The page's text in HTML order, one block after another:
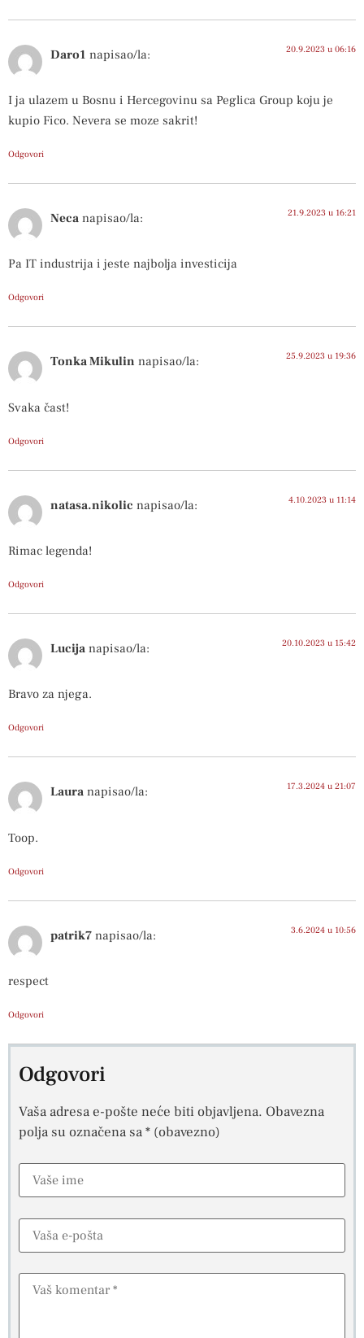
Daro1 napisao/la: 20.9.2023 u 06:16
I ja ulazem u Bosnu i Hercegovinu sa Peglica Group koju je
kupio Fico. Nevera se moze sakrit!
Odgovori
Neca napisao/la: 21.9.2023 u 16:21
Pa IT industrija i jeste najbolja investicija
Odgovori
Tonka Mikulin napisao/la: 25.9.2023 u 19:36
Svaka čast!
Odgovori
natasa.nikolic napisao/la: 4.10.2023 u 11:14
Rimac legenda!
Odgovori
Lucija napisao/la: 20.10.2023 u 15:42
Bravo za njega.
Odgovori
Laura napisao/la: 17.3.2024 u 21:07
Toop.
Odgovori
patrik7 napisao/la: 3.6.2024 u 10:56
respect
Odgovori
Odgovori
Vaša adresa e-pošte neće biti objavljena. Obavezna
polja su označena sa* (obavezno)